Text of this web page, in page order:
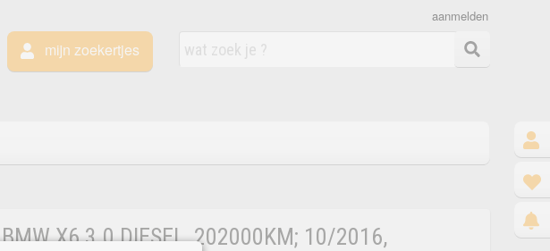
mijn zoekertjes
aanmelden
BMW X6 3.0 DIESEL, 202000KM; 10/2016,